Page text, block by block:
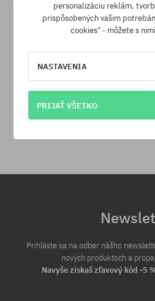
30 dní na
Prihláste sa na odber nášho
nových produktoch a
Navyše získaš zľavový kód -5
personalizáciu reklám,
prispôsobených vašim
cookies" - môžete s
NASTAVENIA
PRIJAŤ VŠETKO